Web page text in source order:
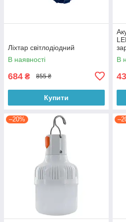
Ліхтар світлодіодний
В наявності
684 ₴ 855 ₴
Купити
В
–20%